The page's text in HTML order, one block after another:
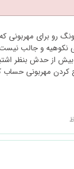
رو برای
نکوهیه و جالب
از حدش بنظر
مهربونی حساب